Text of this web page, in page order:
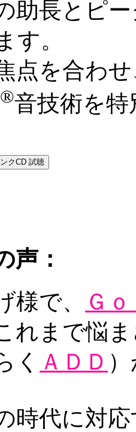
助長とピ
す。
点を合わ
®音技術を
声：
様で、
Ｇ
れまで悩
く ＡＤＤ
時代に対